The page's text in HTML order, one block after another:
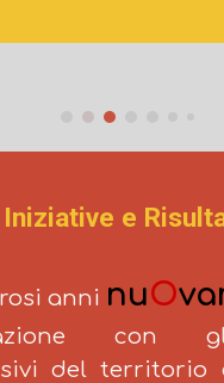
Iniziative e
anni nuO
con
del territorio